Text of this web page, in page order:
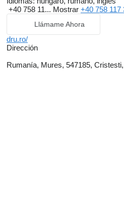
+40 758 11... Mostrar +40 758 117
Llámame Ahora
dru.ro/
Dirección
Rumanía, Mures, 547185,